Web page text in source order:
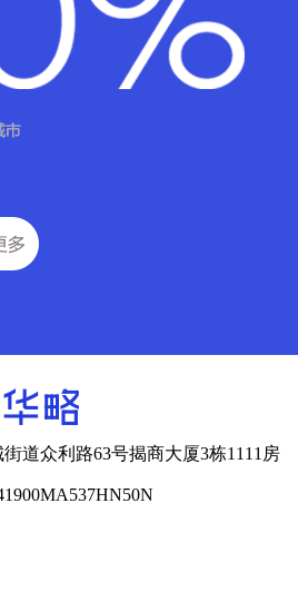
道众利路63号揭商大厦3栋1111房